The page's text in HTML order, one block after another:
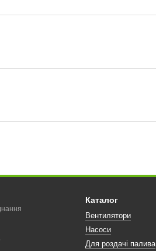
Каталог
Вентилятори
Насоси
Для роздачі палива